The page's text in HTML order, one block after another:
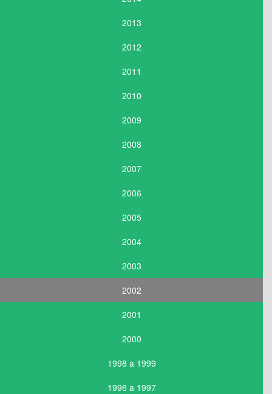
2013
2012
2011
2010
2009
2008
2007
2006
2005
2004
2003
2002
2001
2000
1998 a 1999
1996 a 1997